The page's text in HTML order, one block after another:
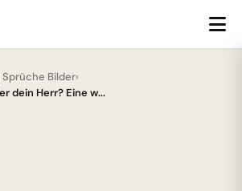
Bilder›
dein Herr? Eine w...